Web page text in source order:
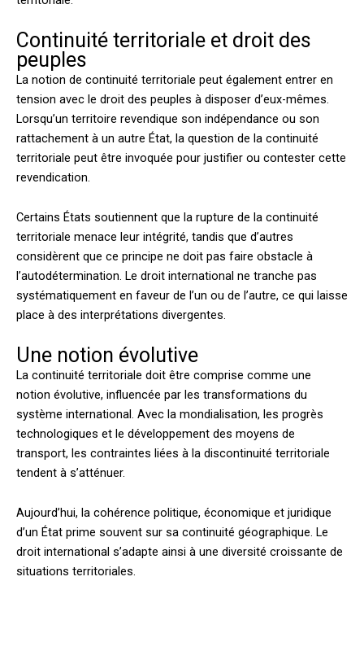
Continuité territoriale et droit des
peuples
La notion de continuité territoriale peut également entrer en
tension avec le droit des peuples à disposer d’eux-mêmes.
Lorsqu’un territoire revendique son indépendance ou son
rattachement à un autre État, la question de la continuité
territoriale peut être invoquée pour justifier ou contester cette
revendication.
Certains États soutiennent que la rupture de la continuité
territoriale menace leur intégrité, tandis que d’autres
considèrent que ce principe ne doit pas faire obstacle à
l’autodétermination. Le droit international ne tranche pas
systématiquement en faveur de l’un ou de l’autre, ce qui laisse
place à des interprétations divergentes.
Une notion évolutive
La continuité territoriale doit être comprise comme une
notion évolutive, influencée par les transformations du
système international. Avec la mondialisation, les progrès
technologiques et le développement des moyens de
transport, les contraintes liées à la discontinuité territoriale
tendent à s’atténuer.
Aujourd’hui, la cohérence politique, économique et juridique
d’un État prime souvent sur sa continuité géographique. Le
droit international s’adapte ainsi à une diversité croissante de
situations territoriales.